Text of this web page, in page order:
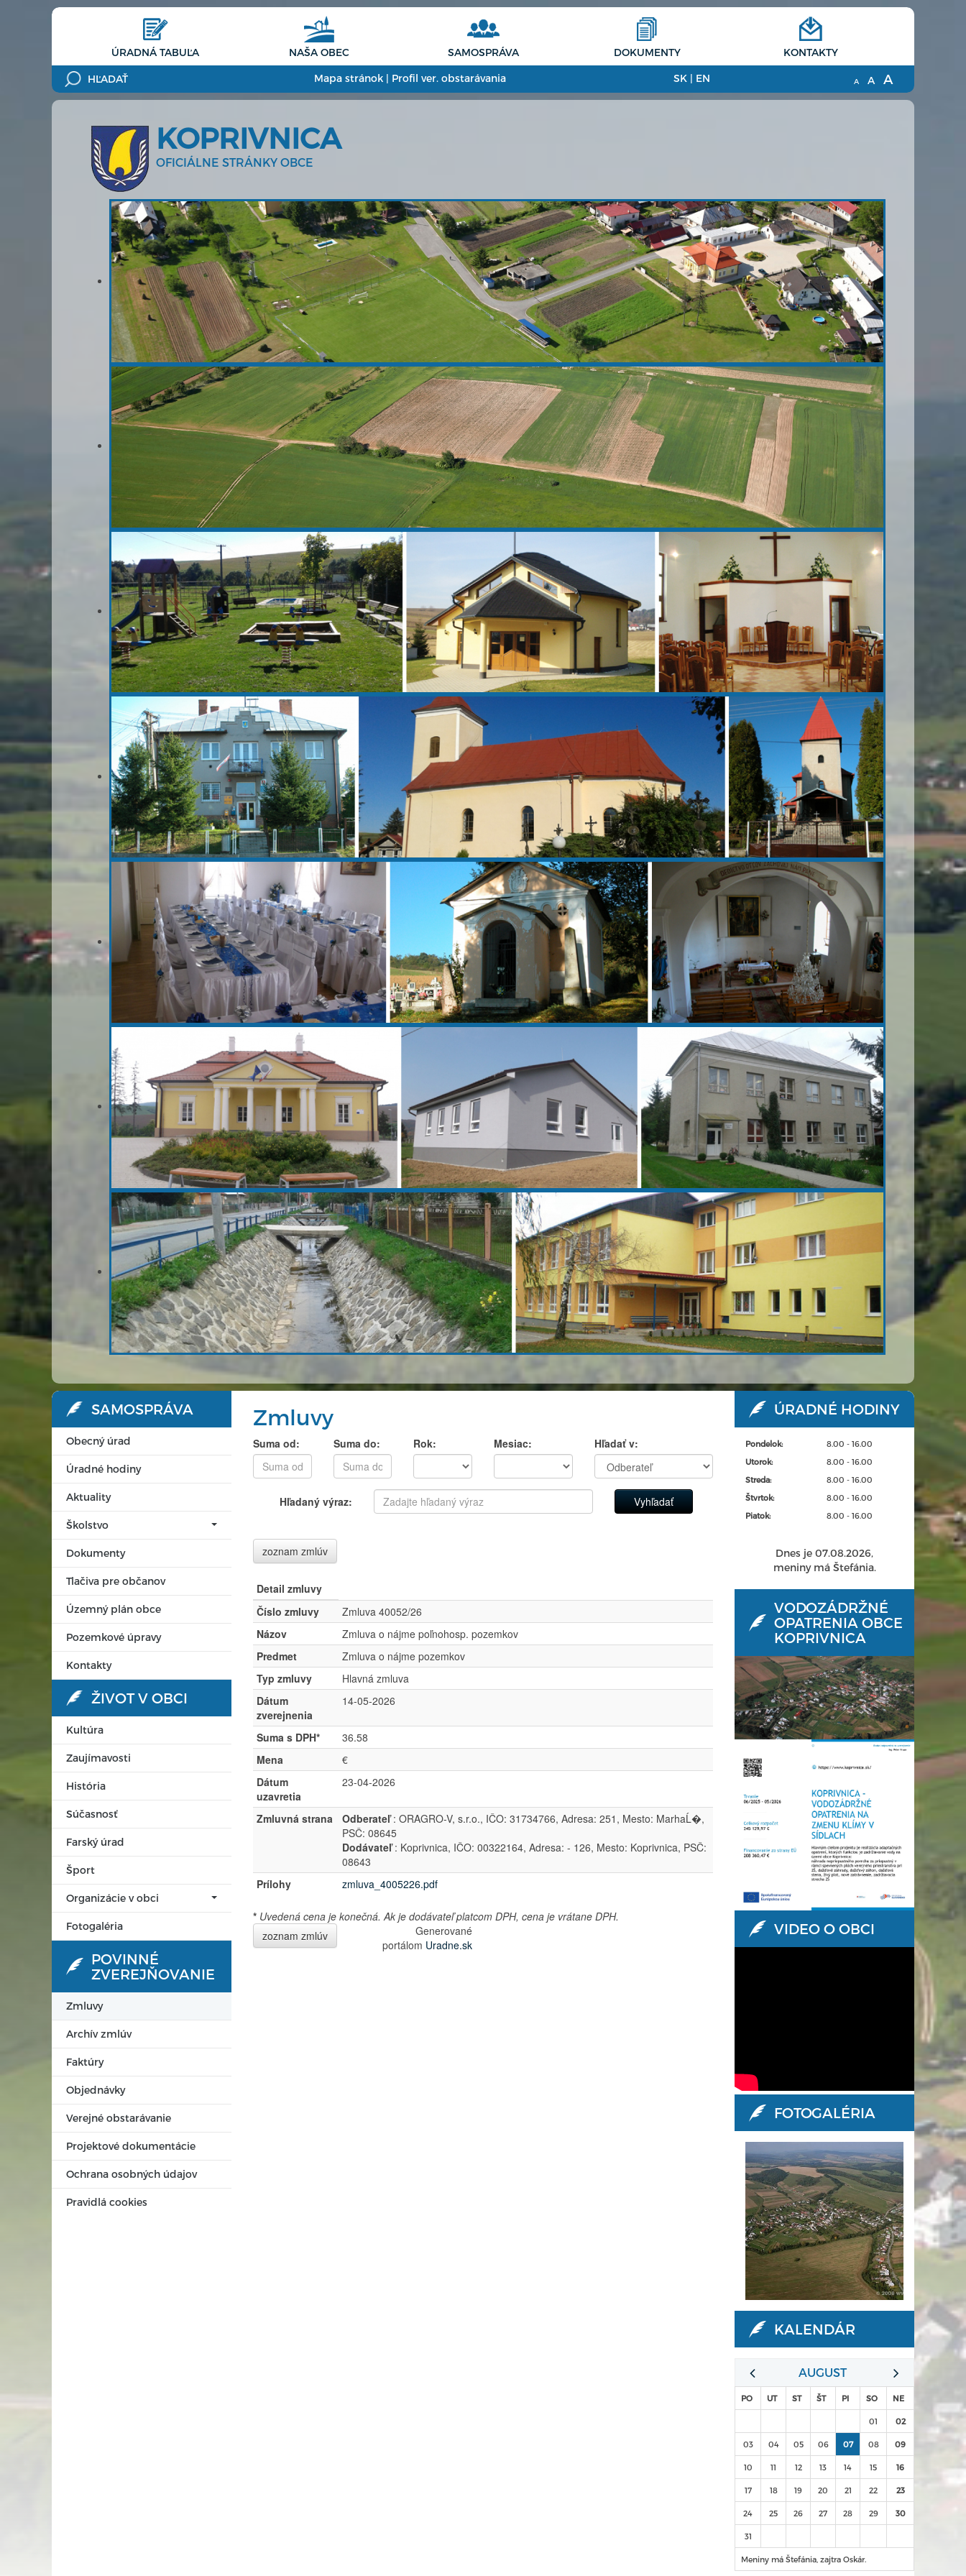
ÚRADNÁ TABUĽA NAŠA OBEC SAMOSPRÁVA DOKUMENTY KONTAKTY
Mapa stránok | Profil ver. obstarávania SK | EN A A A
KOPRIVNICA
OFICIÁLNE STRÁNKY OBCE
SAMOSPRÁVA
Obecný úrad
Úradné hodiny
Aktuality
Školstvo
Dokumenty
Tlačiva pre občanov
Územný plán obce
Pozemkové úpravy
Kontakty
ŽIVOT V OBCI
Kultúra
Zaujímavosti
História
Súčasnosť
Farský úrad
Šport
Organizácie v obci
Fotogaléria
POVINNÉ
ZVEREJŇOVANIE
Zmluvy
Archív zmlúv
Faktúry
Objednávky
Verejné obstarávanie
Projektové dokumentácie
Ochrana osobných údajov
Pravidlá cookies
Zmluvy
Suma od: Suma do: Rok: Mesiac: Hľadať v:
Hľadaný výraz:
zoznam zmlúv
Detail zmluvy
Číslo zmluvy
Zmluva 40052/26
Názov
Zmluva o nájme poľnohosp. pozemkov
Predmet
Zmluva o nájme pozemkov
Typ zmluvy
Hlavná zmluva
Dátum
zverejnenia
14-05-2026
Suma s DPH*
36.58
Mena
€
Dátum
uzavretia
23-04-2026
Zmluvná strana Odberateľ: ORAGRO-V, s.r.o., IČO: 31734766, Adresa: 251, Mesto: MarhaĹ�,
PSČ: 08645
Dodávateľ: Koprivnica, IČO: 00322164, Adresa: - 126, Mesto: Koprivnica, PSČ:
08643
Prílohy
zmluva_4005226.pdf
* Uvedená cena je konečná. Ak je dodávateľ platcom DPH, cena je vrátane DPH.
zoznam zmlúv
Generované
portálom Uradne.sk
ÚRADNÉ HODINY
Pondelok:
8.00 - 16.00
Utorok:
8.00 - 16.00
Streda:
8.00 - 16.00
Štvrtok:
8.00 - 16.00
Piatok:
8.00 - 16.00
Dnes je 07.08.2026,
meniny má Štefánia.
VODOZÁDRŽNÉ
OPATRENIA OBCE
KOPRIVNICA
VIDEO O OBCI
FOTOGALÉRIA
KALENDÁR
AUGUST
PO UT ST ŠT PI SO NE
01 02
03 04 05 06 07 08 09
10 11 12 13 14 15 16
17 18 19 20 21 22 23
24 25 26 27 28 29 30
31
Meniny má Štefánia, zajtra Oskár.